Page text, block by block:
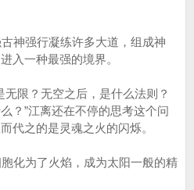
神强行凝练许多大道，组成神
入一种最强的境界。
限？无空之后，是什么法则？
？”江离还在不停的思考这个问
代之的是灵魂之火的闪烁。
化为了火焰，成为太阳一般的精